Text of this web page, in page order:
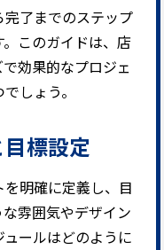
了までのステップ
このガイドは、店
効果的なプロジェ
しょう。
標設定
明確に定義し、目
雰囲気やデザイン
ールはどのように